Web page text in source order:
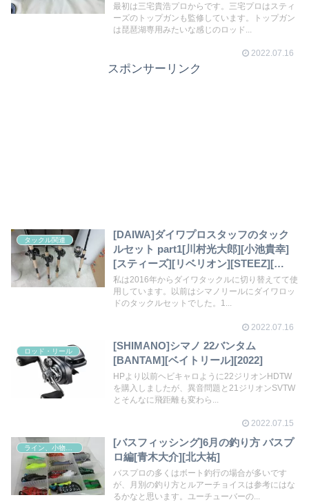
最初は三宅貴浩プロからです。三宅プロはスティ
ーズのトップガンも監修しています。トップガン
は琵琶湖専用みたいな感じのロッド...
2022.07.16
スポンサーリンク
タックル関連
[DAIWA]ダイワプロスタッフのタック
ルセット part1[川村光大郎][小池貴幸]
[スティーズ][リベリオン][STEEZ][
REBELLION]
私は2016年からダイワタックルに切り替えてて使
用しています。以前はシマノリールにダイワロッ
ドのタックルセットでした。1...
2022.07.16
ロッド・リール
[SHIMANO]シマノ 22バンタム
[BANTAM][ベイトリール][2022]
HPより以前ヘビキャロように22ジリオンHDTW
を購入しましたが、異音問題と21ジリオンSVTW
とそんなに飛距離も変わら...
2022.07.15
[バスフィッシング]6月の釣り方 バスプ
ロ編[青木大介][北大祐]
バスプロの多くはボート釣行の場合が多いです
が、月別の釣り方とルアーチョイスは参考にはな
るかなと思います。ユーチューバーの...